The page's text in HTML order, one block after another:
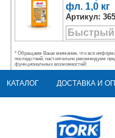
фл. 1,0 кг
Артикул:
* Обращаем Ваше внимание, что вся
последствий, настоятельно рекомендуем
функциональных возможностей!
КАТАЛОГ ДОСТАВКА И